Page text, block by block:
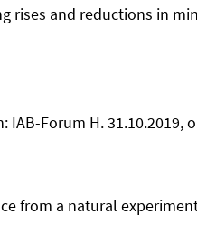
rises and reductions in
Forum H. 31.10.2019,
from a natural